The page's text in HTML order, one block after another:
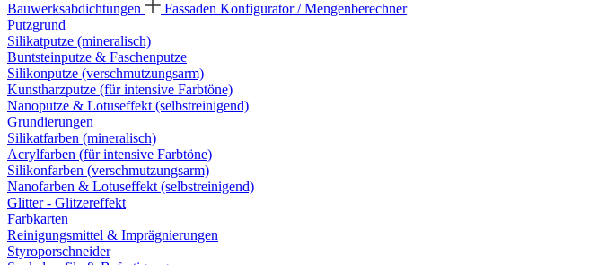
Bauwerksabdichtungen
Fassaden Konfigurator / Mengenberechner
Putzgrund
Silikatputze (mineralisch)
Buntsteinputze & Faschenputze
Silikonputze (verschmutzungsarm)
Kunstharzputze (für intensive Farbtöne)
Nanoputze & Lotuseffekt (selbstreinigend)
Grundierungen
Silikatfarben (mineralisch)
Acrylfarben (für intensive Farbtöne)
Silikonfarben (verschmutzungsarm)
Nanofarben & Lotuseffekt (selbstreinigend)
Glitter - Glitzereffekt
Farbkarten
Reinigungsmittel & Imprägnierungen
Styroporschneider